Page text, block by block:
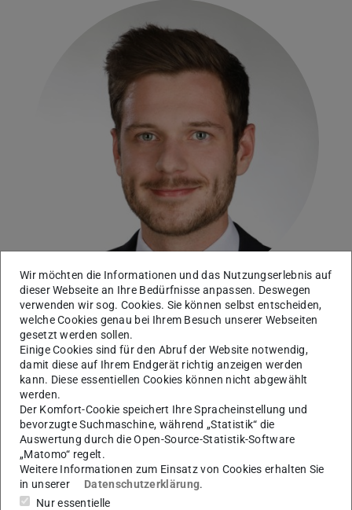
Kontakt
demel@vkm.tu-...
+49 6151 16-20609
L1|01 491
Otto-Berndt-Str. 2
64287 Darmstadt
Wir möchten die Informationen und das Nutzungserlebnis auf
dieser Webseite an Ihre Bedürfnisse anpassen. Deswegen
verwenden wir sog. Cookies. Sie können selbst entscheiden,
welche Cookies genau bei Ihrem Besuch unserer Webseiten
gesetzt werden sollen.
Einige Cookies sind für den Abruf der Website notwendig,
damit diese auf Ihrem Endgerät richtig anzeigen werden
kann. Diese essentiellen Cookies können nicht abgewählt
werden.
Der Komfort-Cookie speichert Ihre Spracheinstellung und
bevorzugte Suchmaschine, während „Statistik“ die
Auswertung durch die Open-Source-Statistik-Software
„Matomo“ regelt.
Weitere Informationen zum Einsatz von Cookies erhalten Sie
in unserer
Datenschutzerklärung.
Nur essentielle